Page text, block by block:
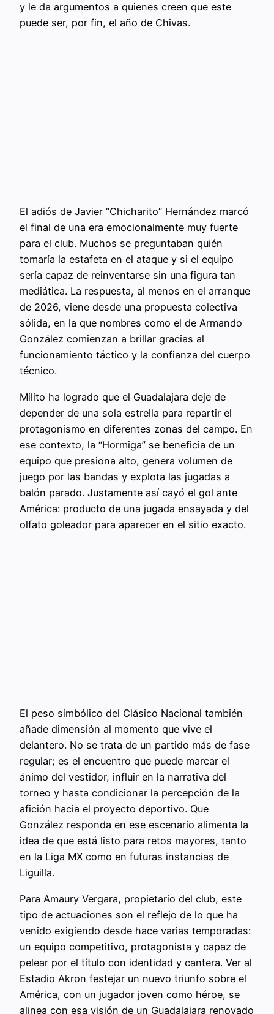
y le da argumentos a quienes creen que este
puede ser, por fin, el año de Chivas.
El adiós de Javier “Chicharito” Hernández marcó
el final de una era emocionalmente muy fuerte
para el club. Muchos se preguntaban quién
tomaría la estafeta en el ataque y si el equipo
sería capaz de reinventarse sin una figura tan
mediática. La respuesta, al menos en el arranque
de 2026, viene desde una propuesta colectiva
sólida, en la que nombres como el de Armando
González comienzan a brillar gracias al
funcionamiento táctico y la confianza del cuerpo
técnico.
Milito ha logrado que el Guadalajara deje de
depender de una sola estrella para repartir el
protagonismo en diferentes zonas del campo. En
ese contexto, la “Hormiga” se beneficia de un
equipo que presiona alto, genera volumen de
juego por las bandas y explota las jugadas a
balón parado. Justamente así cayó el gol ante
América: producto de una jugada ensayada y del
olfato goleador para aparecer en el sitio exacto.
El peso simbólico del Clásico Nacional también
añade dimensión al momento que vive el
delantero. No se trata de un partido más de fase
regular; es el encuentro que puede marcar el
ánimo del vestidor, influir en la narrativa del
torneo y hasta condicionar la percepción de la
afición hacia el proyecto deportivo. Que
González responda en ese escenario alimenta la
idea de que está listo para retos mayores, tanto
en la Liga MX como en futuras instancias de
Liguilla.
Para Amaury Vergara, propietario del club, este
tipo de actuaciones son el reflejo de lo que ha
venido exigiendo desde hace varias temporadas:
un equipo competitivo, protagonista y capaz de
pelear por el título con identidad y cantera. Ver al
Estadio Akron festejar un nuevo triunfo sobre el
América, con un jugador joven como héroe, se
alinea con esa visión de un Guadalajara renovado